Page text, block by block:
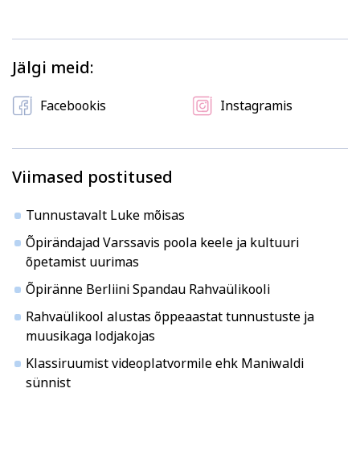
Jälgi meid:
Facebookis Instagramis
Viimased postitused
Tunnustavalt Luke mõisas
Õpirändajad Varssavis poola keele ja kultuuri
õpetamist uurimas
Õpiränne Berliini Spandau Rahvaülikooli
Rahvaülikool alustas õppeaastat tunnustuste ja
muusikaga lodjakojas
Klassiruumist videoplatvormile ehk Maniwaldi
sünnist